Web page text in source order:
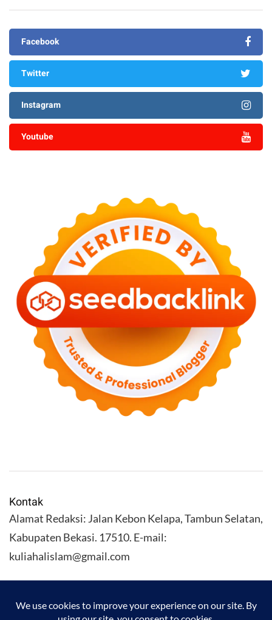
Facebook
Twitter
Instagram
Youtube
Kontak
Alamat Redaksi: Jalan Kebon Kelapa, Tambun Selatan,
Kabupaten Bekasi. 17510. E-mail:
kuliahalislam@gmail.com